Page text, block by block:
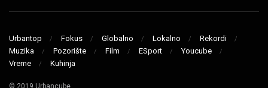
MUZIKA
Urbantop Fokus Globalno Lokalno
Rekordi
Muzika
Pozorište Film ESport
Youcube
Vreme
Kuhinja